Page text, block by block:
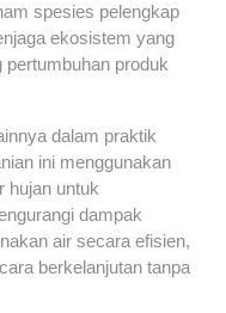
spesies pelengkap
ekosistem yang
produk
dalam praktik
ini menggunakan
hujan untuk
dampak
air secara efisien,
berkelanjutan tanpa